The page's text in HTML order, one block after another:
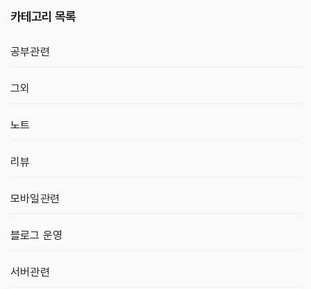
카테고리 목록
공부관련
그외
노트
리뷰
모바일관련
블로그 운영
서버관련